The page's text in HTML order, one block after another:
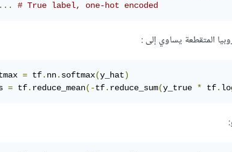
... # True label, one-hot encoded
المتقطعة يساوي إلى :
= tf. nn. softmax(y_hat)
= tf. reduce_mean(-tf. reduce_sum(y_true * tf.